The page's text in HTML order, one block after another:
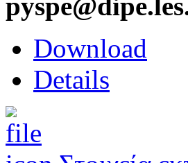
Download
Details